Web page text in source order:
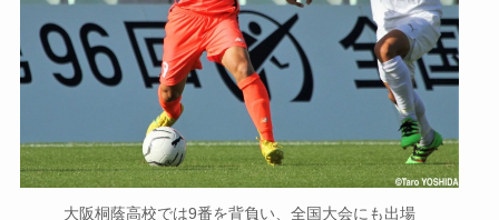
大阪桐蔭高校では9番を背負い、全国大会にも出場